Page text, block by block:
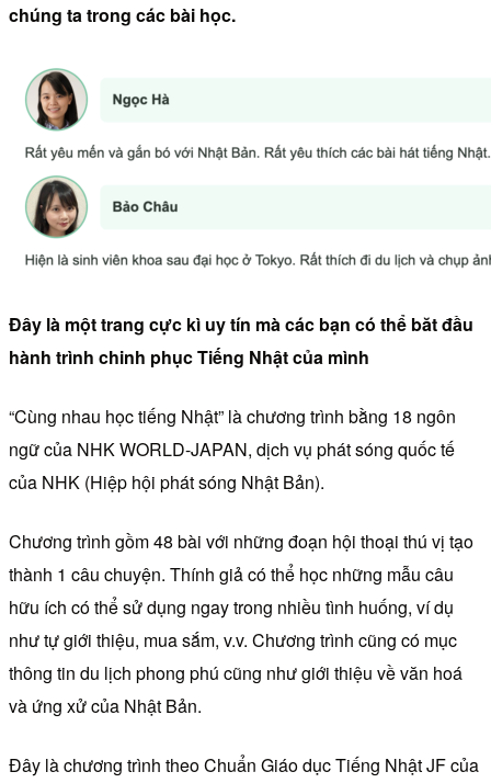
chúng ta trong các bài học.
Đây là một trang cực kì uy tín mà các bạn có thể băt đầu
hành trình chinh phục Tiếng Nhật của mình
“Cùng nhau học tiếng Nhật” là chương trình bằng 18 ngôn
ngữ của NHK WORLD-JAPAN, dịch vụ phát sóng quốc tế
của NHK (Hiệp hội phát sóng Nhật Bản).
Chương trình gồm 48 bài với những đoạn hội thoại thú vị tạo
thành 1 câu chuyện. Thính giả có thể học những mẫu câu
hữu ích có thể sử dụng ngay trong nhiều tình huống, ví dụ
như tự giới thiệu, mua sắm, v.v. Chương trình cũng có mục
thông tin du lịch phong phú cũng như giới thiệu về văn hoá
và ứng xử của Nhật Bản.
Đây là chương trình theo Chuẩn Giáo dục Tiếng Nhật JF của